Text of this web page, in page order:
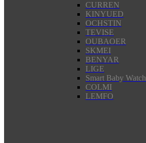
CURREN
KINYUED
OCHSTIN
TEVISE
OUBAOER
SKMEI
BENYAR
LIGE
Smart Baby Watch
COLMI
LEMFO